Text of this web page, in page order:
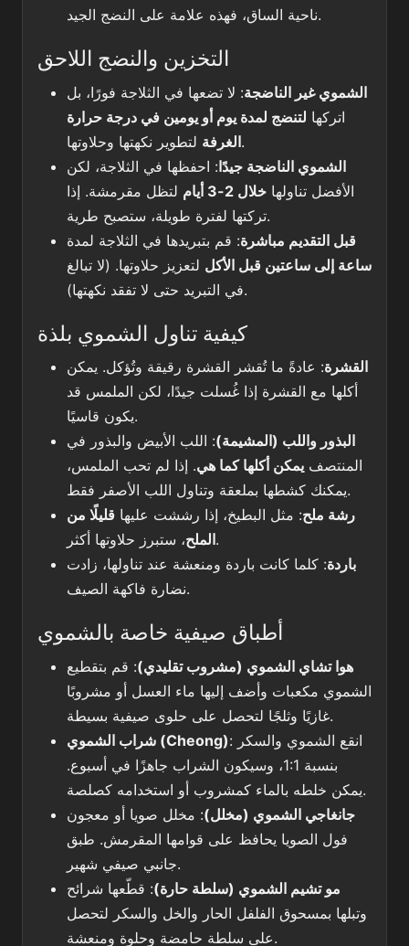
ناحية الساق، فهذه علامة على النضج الجيد.
التخزين والنضج اللاحق
الشموي غير الناضجة: لا تضعها في الثلاجة فورًا، بل
اتركها لتنضج لمدة يوم أو يومين في درجة حرارة
الغرفةلتطوير نكهتها وحلاوتها.
الشموي الناضجة جيدًا: احفظها في الثلاجة، لكن
الأفضل تناولها خلال 2-3 أيام
لتظل مقرمشة. إذا
تركتها لفترة طويلة، ستصبح طرية.
قبل التقديم مباشرة: قم بتبريدها في الثلاجة لمدة
ساعة إلى ساعتين قبل الأكل لتعزيز حلاوتها. (لا تبالغ
في التبريد حتى لا تفقد نكهتها).
كيفية تناول الشموي بلذة
القشرة: عادةً ما تُقشر القشرة رقيقة وتُؤكل. يمكن
أكلها مع القشرة إذا غُسلت جيدًا، لكن الملمس قد
يكون قاسيًا.
البذور واللب (المشيمة): اللب الأبيض والبذور في
المنتصف يمكن أكلها كما هي. إذا لم تحب الملمس،
يمكنك كشطها بملعقة وتناول اللب الأصفر فقط.
رشة ملح: مثل البطيخ، إذا رششت عليها قليلًا من
الملح، ستبرز حلاوتها أكثر.
باردة: كلما كانت باردة ومنعشة عند تناولها، زادت
نضارة فاكهة الصيف.
أطباق صيفية خاصة بالشموي
هوا تشاي الشموي (مشروب تقليدي): قم بتقطيع
الشموي مكعبات وأضف إليها ماء العسل أو مشروبًا
غازيًا وثلجًا لتحصل على حلوى صيفية بسيطة.
شراب الشموي (Cheong): انقع الشموي والسكر
بنسبة 1:1، وسيكون الشراب جاهزًا في أسبوع.
يمكن خلطه بالماء كمشروب أو استخدامه كصلصة.
جانغاجي الشموي (مخلل): مخلل صويا أو معجون
فول الصويا يحافظ على قوامها المقرمش. طبق
جانبي صيفي شهير.
مو تشيم الشموي (سلطة حارة): قطّعها شرائح
وتبلها بمسحوق الفلفل الحار والخل والسكر لتحصل
على سلطة حامضة وحلوة ومنعشة.